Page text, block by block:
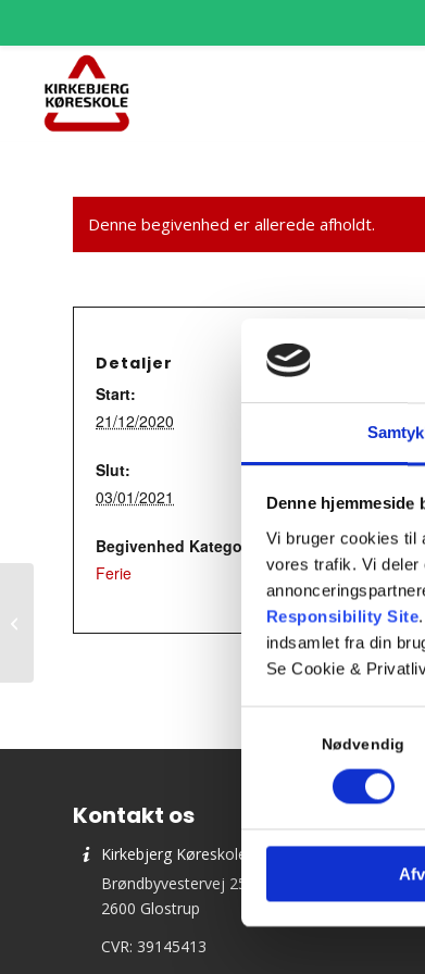
Denne hjemmeside
Vi bruger cookies til
vores trafik. Vi deler
Responsibility Site
indsamlet fra din
Se Cookie &
Nødvendig
Denne begivenhed er allerede afholdt.
Detaljer
Start:
21/12/2020
Slut:
03/01/2021
Begivenhed Kategori:
Ferie
Kontakt os
Kirkebjerg Køreskole ApS
Brøndbyvestervej 25
2600 Glostrup
CVR: 39145413